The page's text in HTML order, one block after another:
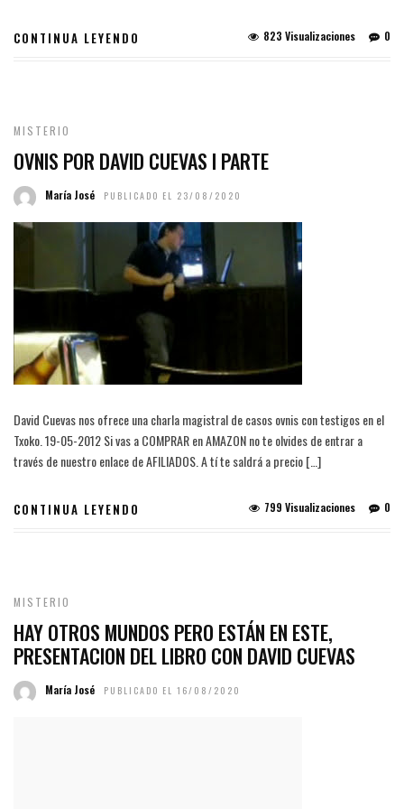
CONTINUA LEYENDO 0
823 Visualizaciones
MISTERIO
OVNIS POR DAVID CUEVAS I PARTE
María José PUBLICADO EL 23/08/2020
David Cuevas nos ofrece una charla magistral de casos ovnis con testigos en el
Txoko. 19-05-2012 Si vas a COMPRAR en AMAZON no te olvides de entrar a
través de nuestro enlace de AFILIADOS. A tí te saldrá a precio […]
CONTINUA LEYENDO 0
799 Visualizaciones
MISTERIO
HAY OTROS MUNDOS PERO ESTÁN EN ESTE,
PRESENTACION DEL LIBRO CON DAVID CUEVAS
María José PUBLICADO EL 16/08/2020